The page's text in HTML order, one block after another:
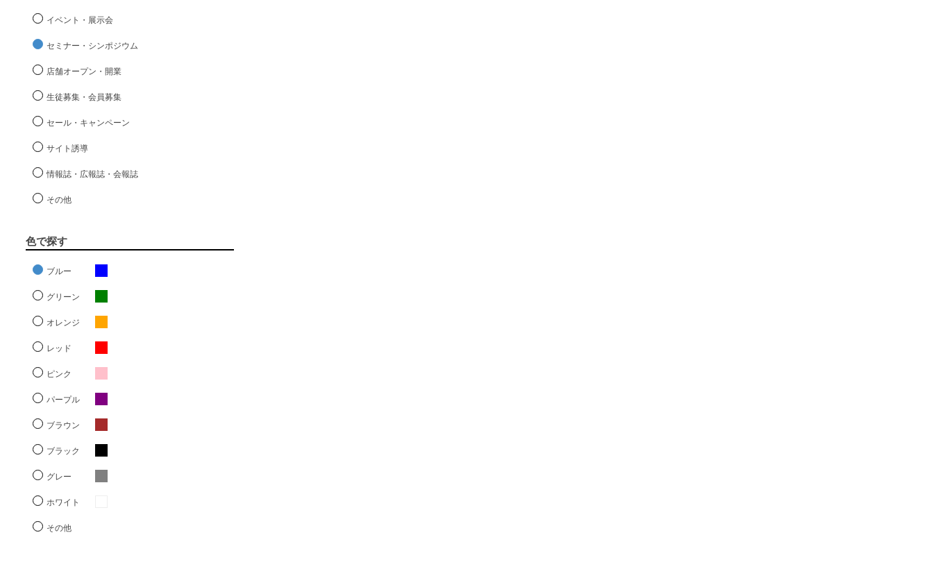
イベント・展示会
セミナー・シンポジウム
店舗オープン・開業
生徒募集・会員募集
セール・キャンペーン
サイト誘導
情報誌・広報誌・会報誌
その他
色で探す
ブルー
グリーン
オレンジ
レッド
ピンク
パープル
ブラウン
ブラック
グレー
ホワイト
その他